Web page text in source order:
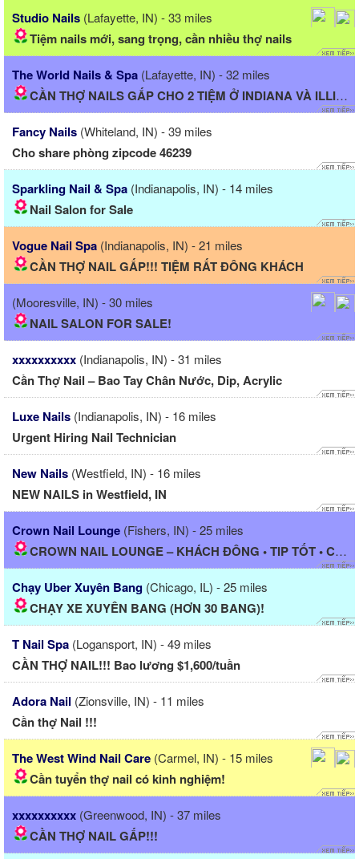
Studio Nails (Lafayette, IN) - 33 miles
Tiệm nails mới, sang trọng, cần nhiều thợ nails
The World Nails & Spa (Lafayette, IN) - 32 miles
CẦN THỢ NAILS GẤP CHO 2 TIỆM Ở INDIANA VÀ ILLINOIS...
Fancy Nails (Whiteland, IN) - 39 miles
Cho share phòng zipcode 46239
Sparkling Nail & Spa (Indianapolis, IN) - 14 miles
Nail Salon for Sale
Vogue Nail Spa (Indianapolis, IN) - 21 miles
CẦN THỢ NAIL GẤP!!! TIỆM RẤT ĐÔNG KHÁCH
(Mooresville, IN) - 30 miles
NAIL SALON FOR SALE!
xxxxxxxxxx (Indianapolis, IN) - 31 miles
Cần Thợ Nail – Bao Tay Chân Nước, Dip, Acrylic
Luxe Nails (Indianapolis, IN) - 16 miles
Urgent Hiring Nail Technician
New Nails (Westfield, IN) - 16 miles
NEW NAILS in Westfield, IN
Crown Nail Lounge (Fishers, IN) - 25 miles
CROWN NAIL LOUNGE – KHÁCH ĐÔNG • TIP TỐT • CÓ NHÀ CHO...
Chạy Uber Xuyên Bang (Chicago, IL) - 25 miles
CHẠY XE XUYÊN BANG (HƠN 30 BANG)!
T Nail Spa (Logansport, IN) - 49 miles
CẦN THỢ NAIL!!! Bao lương $1,600/tuần
Adora Nail (Zionsville, IN) - 11 miles
Cần thợ Nail !!!
The West Wind Nail Care (Carmel, IN) - 15 miles
Cần tuyển thợ nail có kinh nghiệm!
xxxxxxxxxx (Greenwood, IN) - 37 miles
CẦN THỢ NAIL GẤP!!!